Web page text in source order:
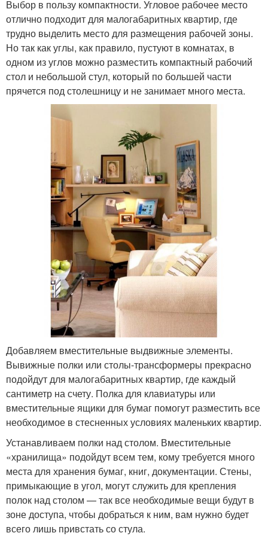
Выбор в пользу компактности. Угловое рабочее место
отлично подходит для малогабаритных квартир, где
трудно выделить место для размещения рабочей зоны.
Но так как углы, как правило, пустуют в комнатах, в
одном из углов можно разместить компактный рабочий
стол и небольшой стул, который по большей части
прячется под столешницу и не занимает много места.
Добавляем вместительные выдвижные элементы.
Вывижные полки или столы-трансформеры прекрасно
подойдут для малогабаритных квартир, где каждый
сантиметр на счету. Полка для клавиатуры или
вместительные ящики для бумаг помогут разместить все
необходимое в стесненных условиях маленьких квартир.
Устанавливаем полки над столом. Вместительные
«хранилища» подойдут всем тем, кому требуется много
места для хранения бумаг, книг, документации. Стены,
примыкающие в угол, могут служить для крепления
полок над столом — так все необходимые вещи будут в
зоне доступа, чтобы добраться к ним, вам нужно будет
всего лишь привстать со стула.